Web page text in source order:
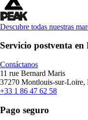
Descubre todas nuestras
Servicio postventa en
Contáctanos
11 rue Bernard Maris
37270 Montlouis-sur-Loire,
+33 1 86 47 62 58
Pago seguro